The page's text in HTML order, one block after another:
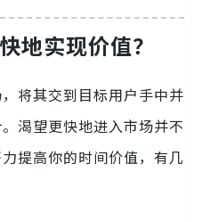
地实现价值？
将其交到目标用户手中并
渴望更快地进入市场并不
提高你的时间价值，有几